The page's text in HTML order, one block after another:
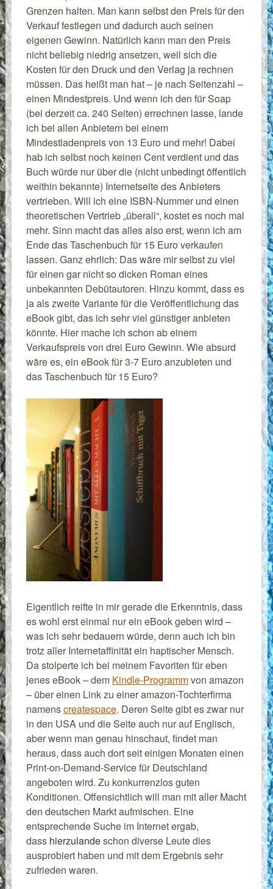
Grenzen halten. Man kann selbst den Preis für den
Verkauf festlegen und dadurch auch seinen
eigenen Gewinn. Natürlich kann man den Preis
nicht beliebig niedrig ansetzen, weil sich die
Kosten für den Druck und den Verlag ja rechnen
müssen. Das heißt man hat – je nach Seitenzahl –
einen Mindestpreis. Und wenn ich den für Soap
(bei derzeit ca. 240 Seiten) errechnen lasse, lande
ich bei allen Anbietern bei einem
Mindestladenpreis von 13 Euro und mehr! Dabei
hab ich selbst noch keinen Cent verdient und das
Buch würde nur über die (nicht unbedingt öffentlich
weithin bekannte) Internetseite des Anbieters
vertrieben. Will ich eine ISBN-Nummer und einen
theoretischen Vertrieb „überall“, kostet es noch mal
mehr. Sinn macht das alles also erst, wenn ich am
Ende das Taschenbuch für 15 Euro verkaufen
lassen. Ganz ehrlich: Das wäre mir selbst zu viel
für einen gar nicht so dicken Roman eines
unbekannten Debütautoren. Hinzu kommt, dass es
ja als zweite Variante für die Veröffentlichung das
eBook gibt, das ich sehr viel günstiger anbieten
könnte. Hier mache ich schon ab einem
Verkaufspreis von drei Euro Gewinn. Wie absurd
wäre es, ein eBook für 3-7 Euro anzubieten und
das Taschenbuch für 15 Euro?
Eigentlich reifte in mir gerade die Erkenntnis, dass
es wohl erst einmal nur ein eBook geben wird –
was ich sehr bedauern würde, denn auch ich bin
trotz aller Internetaffinität ein haptischer Mensch.
Da stolperte ich bei meinem Favoriten für eben
jenes eBook – dem Kindle-Programmvon amazon
– über einen Link zu einer amazon-Tochterfirma
namenscreatespace. Deren Seite gibt es zwar nur
in den USA und die Seite auch nur auf Englisch,
aber wenn man genau hinschaut, findet man
heraus, dass auch dort seit einigen Monaten einen
Print-on-Demand-Service für Deutschland
angeboten wird. Zu konkurrenzlos guten
Konditionen. Offensichtlich will man mit aller Macht
den deutschen Markt aufmischen. Eine
entsprechende Suche im Internet ergab,
dasshierzulandeschon diverse Leute dies
ausprobiert haben und mit dem Ergebnis sehr
zufrieden waren.